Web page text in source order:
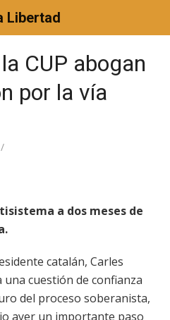
Libertad
CUP abogan
por la vía
/
a dos meses de
catalán, Carles
cuestión de confianza
del proceso soberanista,
ayer un importante paso